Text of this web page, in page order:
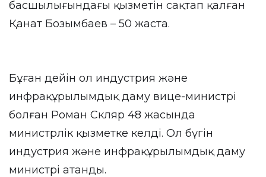
басшылығындағы қызметін сақтап қалған
Қанат Бозымбаев – 50 жаста.
Бұған дейін ол индустрия және
инфрақұрылымдық даму вице-министрі
болған Роман Скляр 48 жасында
министрлік қызметке келді. Ол бүгін
индустрия және инфрақұрылымдық даму
министрі атанды.